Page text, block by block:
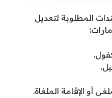
المطلوبة لتعديل
أو الإقامة الملغاة.